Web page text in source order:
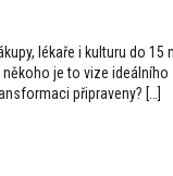
lékaře i kulturu do
je to vize
připraveny? […]